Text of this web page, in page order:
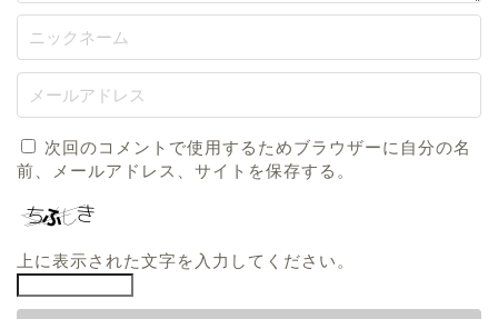
次回のコメントで使用するためブラウザーに自分の名
前、メールアドレス、サイトを保存する。
上に表示された文字を入力してください。